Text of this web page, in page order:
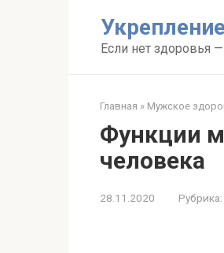
Если нет здоровья
Главная » Мужское
Функции
человека
28.11.2020 Рубрика: